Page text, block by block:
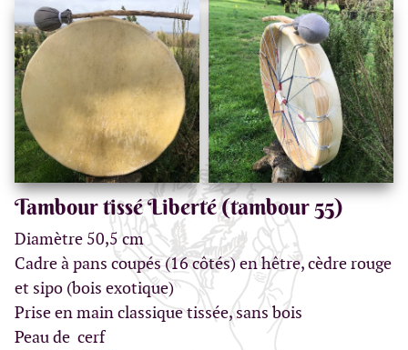
Tambour tissé Liberté (tambour 55)
Diamètre 50,5 cm
Cadre à pans coupés (16 côtés) en hêtre, cèdre rouge
et sipo (bois exotique)
Prise en main classique tissée, sans bois
Peau de cerf